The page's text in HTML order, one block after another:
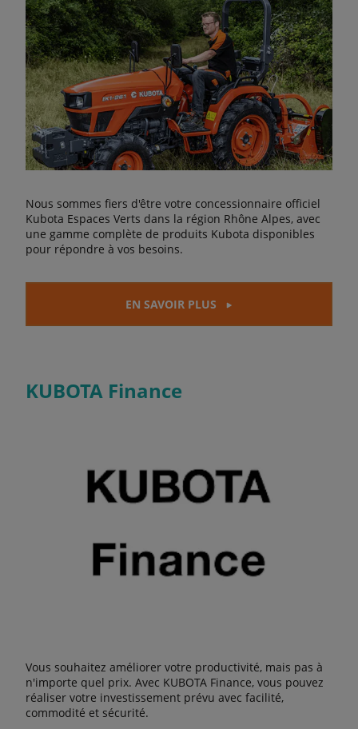
Nous sommes fiers d'être votre concessionnaire officiel
Kubota Espaces Verts dans la région Rhône Alpes, avec
une gamme complète de produits Kubota disponibles
pour répondre à vos besoins.
EN SAVOIR PLUS
KUBOTA Finance
Vous souhaitez améliorer votre productivité, mais pas à
n'importe quel prix. Avec KUBOTA Finance, vous pouvez
réaliser votre investissement prévu avec facilité,
commodité et sécurité.